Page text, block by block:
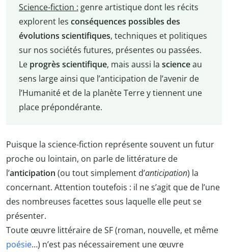
Science-fiction : genre artistique dont les récits
explorent les conséquences possibles des
évolutions scientifiques, techniques et politiques
sur nos sociétés futures, présentes ou passées.
Le progrès scientifique, mais aussi la scienceau
sens large ainsi que l’anticipation de l’avenir de
l’Humanité et de la planète Terre y tiennent une
place prépondérante.
Puisque la science-fiction représente souvent un futur
proche ou lointain, on parle de littérature de
l’anticipation (ou tout simplement d’anticipation) la
concernant. Attention toutefois : il ne s’agit que de l’une
des nombreuses facettes sous laquelle elle peut se
présenter.
Toute œuvre littéraire de SF (roman, nouvelle, et même
poésie…) n’est pas nécessairement une œuvre